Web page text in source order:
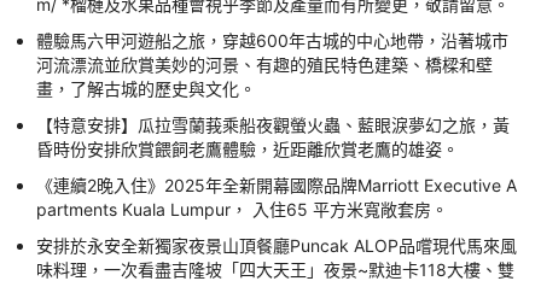
m/ *榴槤及水果品種會視乎季節及產量而有所變更，敬請留意。
體驗馬六甲河遊船之旅，穿越600年古城的中心地帶，沿著城市
河流漂流並欣賞美妙的河景、有趣的殖民特色建築、橋樑和壁
畫，了解古城的歷史與文化。
【特意安排】瓜拉雪蘭莪乘船夜觀螢火蟲、藍眼淚夢幻之旅，黃
昏時份安排欣賞餵飼老鷹體驗，近距離欣賞老鷹的雄姿。
《連續2晚入住》2025年全新開幕國際品牌Marriott Executive A
partments Kuala Lumpur， 入住65 平方米寬敞套房。
安排於永安全新獨家夜景山頂餐廳Puncak ALOP品嚐現代馬來風
味料理，一次看盡吉隆坡「四大天王」夜景~默迪卡118大樓、雙